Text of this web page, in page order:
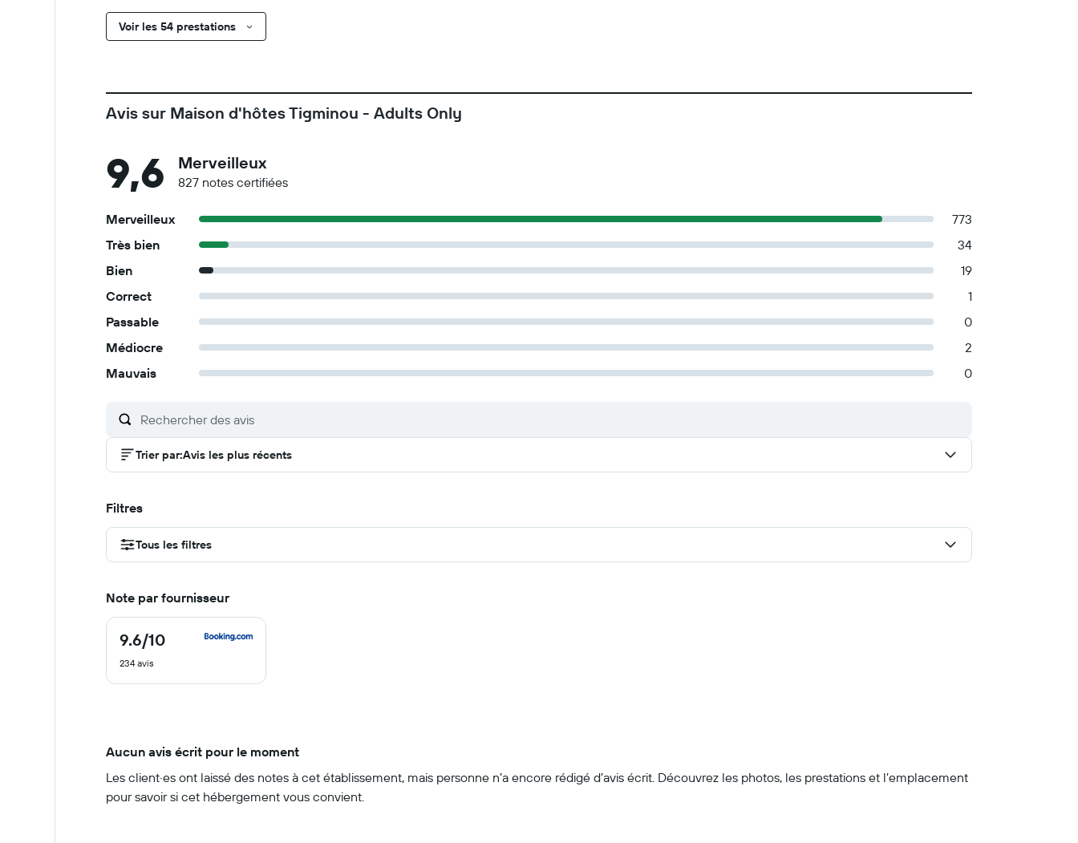
Voir les 54 prestations
Avis sur Maison d'hôtes Tigminou - Adults Only
9,6 Merveilleux
827 notes certifiées
Merveilleux
773
Très bien
34
Bien
19
Correct
1
Passable
0
Médiocre
2
Mauvais
0
Trier par:Avis les plus récents
Filtres
Tous les filtres
Note par fournisseur
9.6/10
9.6
10
234 avis
Aucun avis écrit pour le moment
Les client·es ont laissé des notes à cet établissement, mais personne n’a encore rédigé d’avis écrit. Découvrez les photos, les prestations et l’emplacement
pour savoir si cet hébergement vous convient.